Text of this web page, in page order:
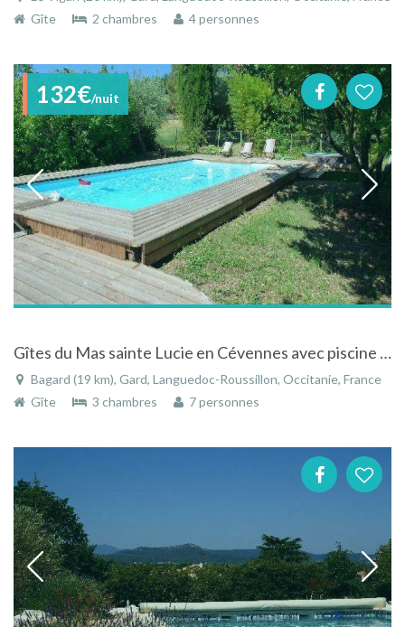
Gîte
2 chambres 4 personnes
132€/nuit
Gîtes du Mas sainte Lucie en Cévennes avec piscine au calme entourée de vignes
Bagard (19 km), Gard, Languedoc-Roussillon, Occitanie, France
Gîte
3 chambres 7 personnes